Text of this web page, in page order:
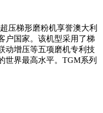
压梯形磨粉机享誉澳大利
户国家。该机型采用了梯
动增压等五项磨机专利技
世界最高水平。TGM系列